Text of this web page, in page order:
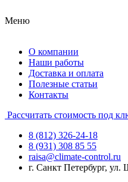
Меню
О компании
Наши работы
Доставка и оплата
Полезные статьи
Контакты
Рассчитать стоимость под
8 (812) 326-24-18
8 (931) 308 85 55
raisa@climate-control.ru
г. Санкт Петербург, ул.